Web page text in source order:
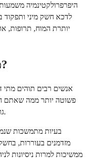
היפרפרולקטינמיה
לדכא חשק מיני ותפקוד
יותרת המוח, תרופות,
מתי יש לפנות לעזרה מקצועית?
אנשים רבים תוהים מתי
פשוטה יותר ממה שאתם
גורמת לכם מצוקה או משפיעה על איכות חייכם.
בעיות מתמשכות
מזדמנים בעוררות,
ממשיכות למרות ניסיונות